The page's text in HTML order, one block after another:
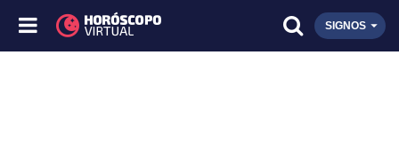
SIGNOS